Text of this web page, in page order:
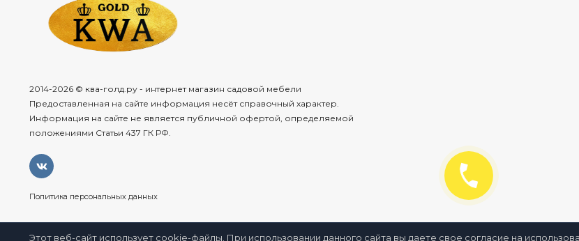
2014-2026 © ква-голд.ру - интернет магазин садовой мебели
Предоставленная на сайте информация несёт справочный характер.
Информация на сайте не является публичной офертой, определяемой
положениями Статьи 437 ГК РФ.
Политика персональных данных
Этот веб-сайт использует cookie-файлы. При использовании данного сайта вы даете свое согласие на